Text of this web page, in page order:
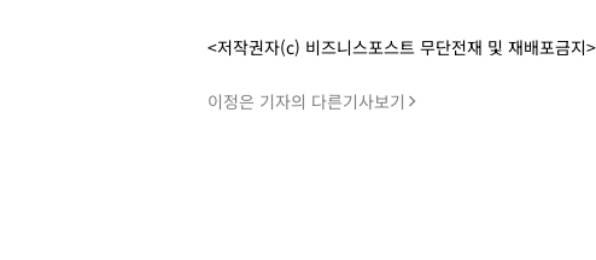
<저작권자(c) 비즈니스포스트 무단전재 및 재배포금지>
이정은 기자의 다른기사보기